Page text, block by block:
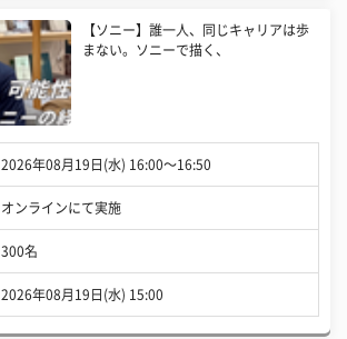
【ソニー】誰一人、同じキャリアは歩
まない。ソニーで描く、
2026年08月19日(水) 16:00〜16:50
オンラインにて実施
300名
2026年08月19日(水) 15:00